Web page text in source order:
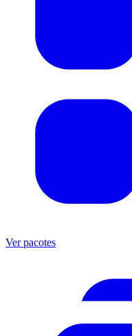
Ver pacotes